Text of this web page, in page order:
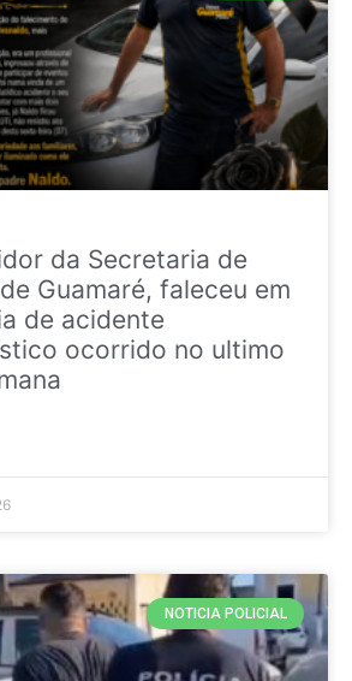
da Secretaria de
Guamaré, faleceu em
de acidente
ocorrido no ultimo
NOTICIA POLICIAL